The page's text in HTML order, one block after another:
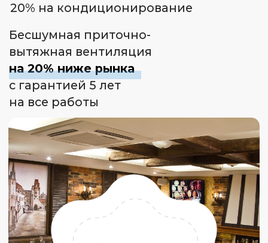
В доме всегда свежий воздух
комфортной температуры
Подбираем установку, которая
гарантировано доставит нужное
количество воздуха в помещение
и обеспечит правильный
воздухообмен
Стоимость вентиляции
на 15−20% ниже рынка
обратиться
в 2-минутном
видео
8 причин